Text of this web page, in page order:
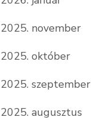
2025. november
2025. október
2025. szeptember
2025. augusztus